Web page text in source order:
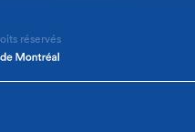
réservés